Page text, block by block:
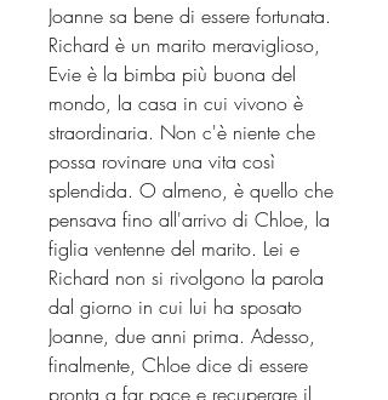
Joanne sa bene di essere fortunata.
Richard è un marito meraviglioso,
Evie è la bimba più buona del
mondo, la casa in cui vivono è
straordinaria. Non c'è niente che
possa rovinare una vita così
splendida. O almeno, è quello che
pensava fino all'arrivo di Chloe, la
figlia ventenne del marito. Lei e
Richard non si rivolgono la parola
dal giorno in cui lui ha sposato
Joanne, due anni prima. Adesso,
finalmente, Chloe dice di essere
pronta a far pace e recuperare il